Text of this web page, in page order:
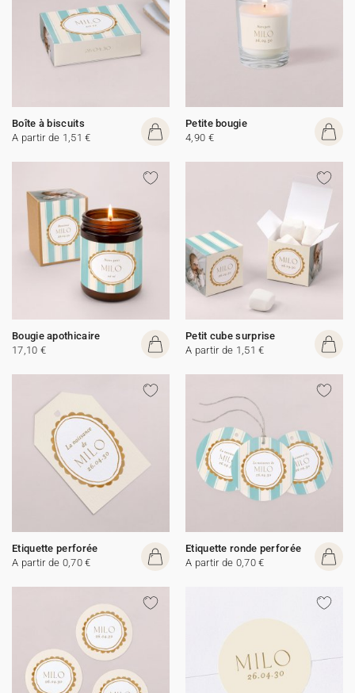
Boîte à biscuits
A partir de 1,51 €
Petite bougie
4,90 €
Bougie apothicaire
17,10 €
Petit cube surprise
A partir de 1,51 €
Etiquette perforée
A partir de 0,70 €
Etiquette ronde perforée
A partir de 0,70 €